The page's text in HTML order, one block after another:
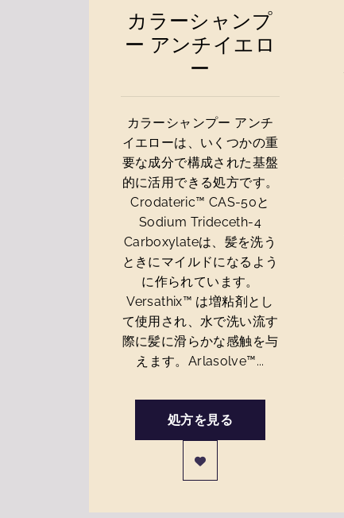
カラーシャンプ
ー アンチイエロ
ー
カラーシャンプー アンチ
イエローは、いくつかの重
要な成分で構成された基盤
的に活用できる処方です。
Crodateric™ CAS-50と
Sodium Trideceth-4
Carboxylateは、髪を洗う
ときにマイルドになるよう
に作られています。
Versathix™ は増粘剤とし
て使用され、水で洗い流す
際に髪に滑らかな感触を与
えます。Arlasolve™...
処方を見る